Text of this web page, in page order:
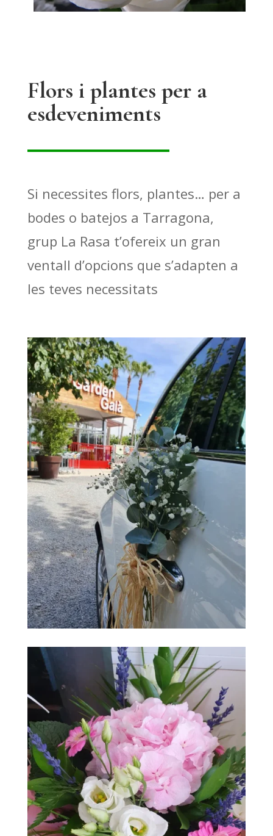
Flors i plantes per a
esdeveniments
Si necessites flors, plantes… per a
bodes o batejos a Tarragona,
grup La Rasa t’ofereix un gran
ventall d’opcions que s’adapten a
les teves necessitats